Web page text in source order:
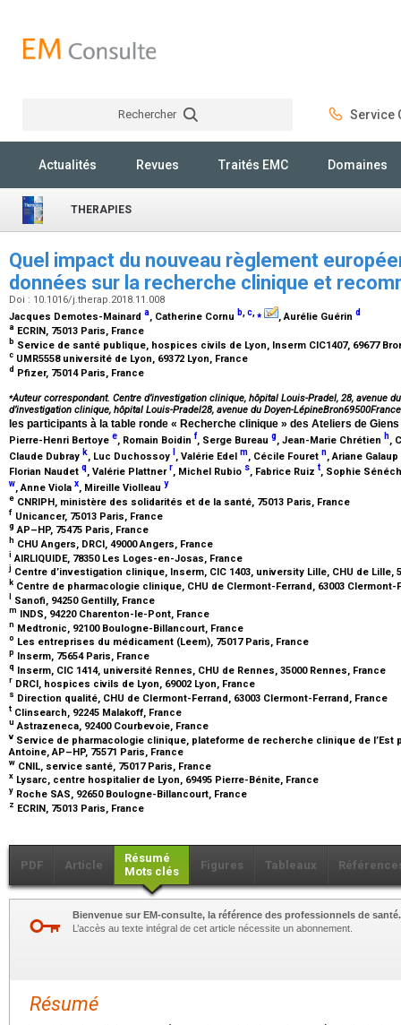
Rechercher Service
Actualités Revues Traités EMC Domaines
THERAPIES
Quel impact du nouveau règlement
données sur la recherche clinique et
Doi : 10.1016/j.therap.2018.11.008
Jacques Demotes-Mainard a, Catherine Cornu b,c,⁎ , Aurélie Guérin d
a ECRIN, 75013 Paris, France
b Service de santé publique, hospices civils de Lyon, Inserm CIC1407, 69677
c UMR5558 université de Lyon, 69372 Lyon, France
d Pfizer, 75014 Paris, France
⁎Auteur correspondant. Centre d’investigation clinique, hôpital Louis-Pradel, 28, avenue
d’investigation clinique, hôpital Louis-Pradel28, avenue du Doyen-LépineBron69500France
les participants à la table ronde « Recherche clinique » des Ateliers de Giens
Pierre-Henri Bertoye e, Romain Boidin f, Serge Bureau g, Jean-Marie Chrétien h,
Claude Dubray k , Luc Duchossoy , Valérie Edel m , Cécile Fouret n , Ariane Galaup
Florian Naudet q, Valérie Plattnerr, Michel Rubio s, Fabrice Ruiz t, Sophie
w, Anne Viola x, Mireille Violleau y
e CNRIPH, ministère des solidarités et de la santé, 75013 Paris, France
f Unicancer, 75013 Paris, France
g AP–HP, 75475 Paris, France
h CHU Angers, DRCI, 49000 Angers, France
i AIRLIQUIDE, 78350 Les Loges-en-Josas, France
j Centre d’investigation clinique, Inserm, CIC 1403, university Lille, CHU de Lille,
k Centre de pharmacologie clinique, CHU de Clermont-Ferrand, 63003 Clermont-
Sanofi, 94250 Gentilly, France
m INDS, 94220 Charenton-le-Pont, France
n Medtronic, 92100 Boulogne-Billancourt, France
o Les entreprises du médicament (Leem), 75017 Paris, France
p Inserm, 75654 Paris, France
q Inserm, CIC 1414, université Rennes, CHU de Rennes, 35000 Rennes, France
r DRCI, hospices civils de Lyon, 69002 Lyon, France
s Direction qualité, CHU de Clermont-Ferrand, 63003 Clermont-Ferrand, France
t Clinsearch, 92245 Malakoff, France
u Astrazeneca, 92400 Courbevoie, France
v Service de pharmacologie clinique, plateforme de recherche clinique de l’Est
Antoine, AP–HP, 75571 Paris, France
w CNIL, service santé, 75017 Paris, France
x Lysarc, centre hospitalier de Lyon, 69495 Pierre-Bénite, France
y Roche SAS, 92650 Boulogne-Billancourt, France
z ECRIN, 75013 Paris, France
PDF Article
Résumé
Mots clés
Figures Tableaux
Bienvenue sur EM-consulte, la référence des professionnels de santé.
L’accès au texte intégral de cet article nécessite un abonnement.
Résumé